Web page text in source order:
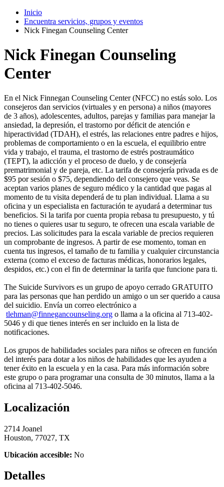
Inicio
Encuentra servicios, grupos y eventos
Nick Finegan Counseling Center
Nick Finegan Counseling
Center
En el Nick Finnegan Counseling Center (NFCC) no estás solo. Los
consejeros dan servicios (virtuales y en persona) a niños (mayores
de 3 años), adolescentes, adultos, parejas y familias para manejar la
ansiedad, la depresión, el trastorno por déficit de atención e
hiperactividad (TDAH), el estrés, las relaciones entre padres e hijos,
problemas de comportamiento o en la escuela, el equilibrio entre
vida y trabajo, el trauma, el trastorno de estrés postraumático
(TEPT), la adicción y el proceso de duelo, y de consejería
prematrimonial y de pareja, etc. La tarifa de consejería privada es de
$95 por sesión o $75, dependiendo del consejero que veas. Se
aceptan varios planes de seguro médico y la cantidad que pagas al
momento de tu visita dependerá de tu plan individual. Llama a su
oficina y un especialista en facturación te ayudará a determinar tus
beneficios. Si la tarifa por cuenta propia rebasa tu presupuesto, y tú
no tienes o quieres usar tu seguro, te ofrecen una escala variable de
precios. Las solicitudes para la escala variable de precios requieren
un comprobante de ingresos. A partir de ese momento, toman en
cuenta tus ingresos, el tamaño de tu familia y cualquier circunstancia
externa (como el exceso de facturas médicas, honorarios legales,
despidos, etc.) con el fin de determinar la tarifa que funcione para ti.
The Suicide Survivors es un grupo de apoyo cerrado GRATUITO
para las personas que han perdido un amigo o un ser querido a causa
del suicidio. Envía un correo electrónico a
tlehman@finnegancounseling.org o llama a la oficina al 713-402-
5046 y di que tienes interés en ser incluido en la lista de
notificaciones.
Los grupos de habilidades sociales para niños se ofrecen en función
del interés para dotar a los niños de habilidades que les ayuden a
tener éxito en la escuela y en la casa. Para más información sobre
este grupo o para programar una consulta de 30 minutos, llama a la
oficina al 713-402-5046.
Localización
2714 Joanel
Houston, 77027, TX
Ubicación accesible: No
Detalles